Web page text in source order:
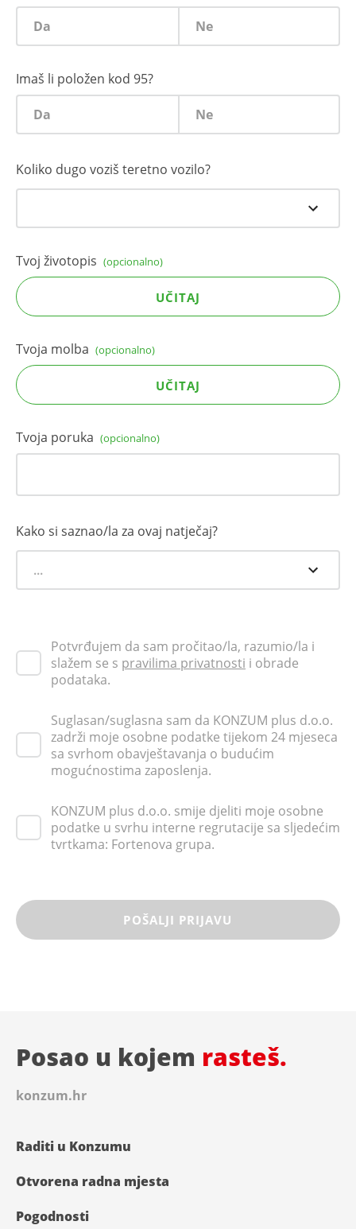
Da Ne
Imaš li položen kod 95?
Da Ne
Koliko dugo voziš teretno vozilo?
Tvoj životopis (opcionalno)
UČITAJ
Tvoja molba (opcionalno)
UČITAJ
Tvoja poruka (opcionalno)
Kako si saznao/la za ovaj natječaj?
...
Potvrđujem da sam pročitao/la, razumio/la i
slažem se s pravilima privatnosti i obrade
podataka.
Suglasan/suglasna sam da KONZUM plus d.o.o.
zadrži moje osobne podatke tijekom 24 mjeseca
sa svrhom obavještavanja o budućim
mogućnostima zaposlenja.
KONZUM plus d.o.o. smije djeliti moje osobne
podatke u svrhu interne regrutacije sa sljedećim
tvrtkama: Fortenova grupa.
Posao u kojem rasteš.
konzum.hr
Raditi u Konzumu
Otvorena radna mjesta
Pogodnosti